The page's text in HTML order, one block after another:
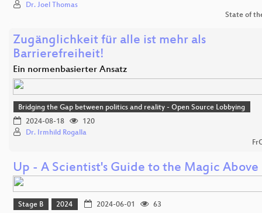
Dr. Joel Thomas
State of
Zugänglichkeit für alle ist mehr als
Barrierefreiheit!
Ein normenbasierter Ansatz
Bridging the Gap between politics and reality - Open Source Lobbying
2024-08-18
120
Dr. Irmhild Rogalla
Up - A Scientist's Guide to the Magic Above
Stage B 2024 2024-06-01
63